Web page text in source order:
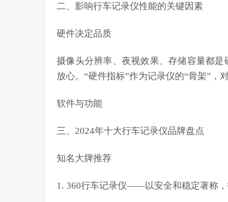
二、影响行车记录仪性能的关键因素
硬件决定品质
摄像头分辨率、夜视效果、存储容量都
放心。“硬件指标”作为记录仪的“骨架”，
软件与功能
三、2024年十大行车记录仪品牌盘点
知名大牌推荐
1. 360行车记录仪——以安全和稳定著称，